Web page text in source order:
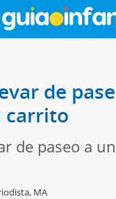
de
carrito
de paseo a
MA